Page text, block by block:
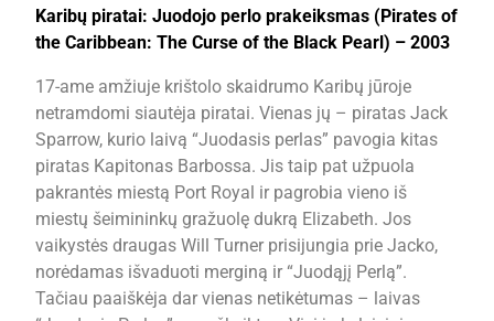
Karibų piratai: Juodojo perlo prakeiksmas (Pirates of
the Caribbean: The Curse of the Black Pearl) – 2003
17-ame amžiuje krištolo skaidrumo Karibų jūroje
netramdomi siautėja piratai. Vienas jų – piratas Jack
Sparrow, kurio laivą “Juodasis perlas” pavogia kitas
piratas Kapitonas Barbossa. Jis taip pat užpuola
pakrantės miestą Port Royal ir pagrobia vieno iš
miestų šeimininkų gražuolę dukrą Elizabeth. Jos
vaikystės draugas Will Turner prisijungia prie Jacko,
norėdamas išvaduoti merginą ir “Juodąjį Perlą”.
Tačiau paaiškėja dar vienas netikėtumas – laivas